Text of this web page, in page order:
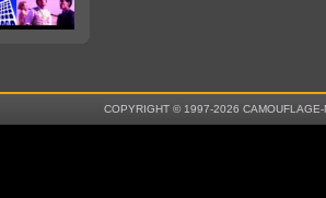
COPYRIGHT © 1997-2026 CAMOUFLAGE-